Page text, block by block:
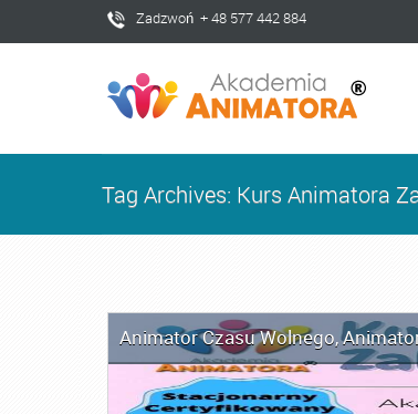
Zadzwoń + 48 577 442 884
Tag Archives: Kurs Animatora
Animator Czasu Wolnego,